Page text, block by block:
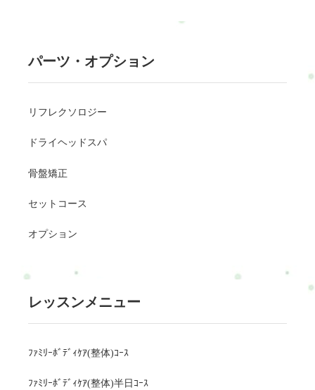
パーツ・オプション
リフレクソロジー
ドライヘッドスパ
骨盤矯正
セットコース
オプション
レッスンメニュー
ﾌｧﾐﾘｰﾎﾞﾃﾞｨｹｱ(整体)ｺｰｽ
ﾌｧﾐﾘｰﾎﾞﾃﾞｨｹｱ(整体)半日ｺｰｽ